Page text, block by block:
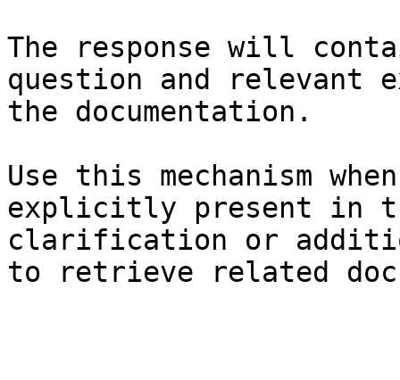
The response will
question and relevant
the documentation.
Use this mechanism
explicitly present in
clarification or